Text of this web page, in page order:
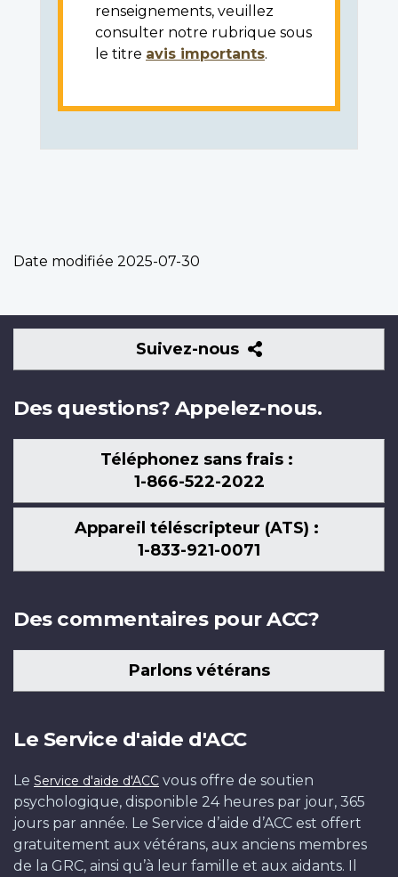
renseignements, veuillez
consulter notre rubrique sous
le titre avis importants.
Date modifiée 2025-07-30
Suivez-nous
Suivez-
nous
Des questions? Appelez-nous.
Téléphonez sans frais :
1-866-522-2022
Appareil téléscripteur (ATS) :
1-833-921-0071
Des commentaires pour ACC?
Parlons vétérans
Le Service d'aide d'ACC
Le Service d'aide d'ACC vous offre de soutien
psychologique, disponible 24 heures par jour, 365
jours par année. Le Service d’aide d’ACC est offert
gratuitement aux vétérans, aux anciens membres
de la GRC, ainsi qu’à leur famille et aux aidants. Il